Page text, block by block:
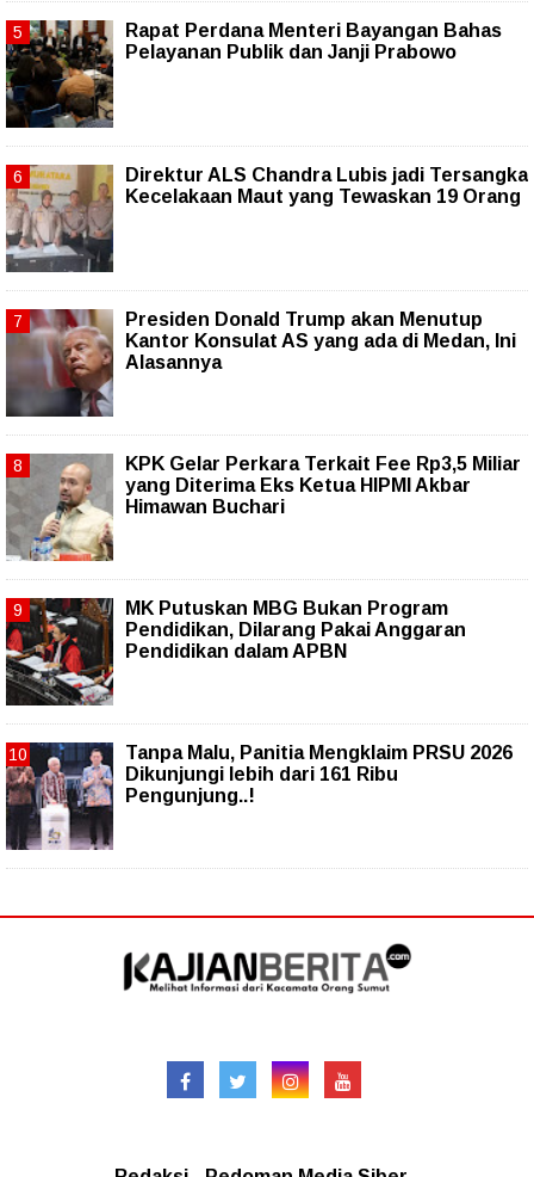
Rapat Perdana Menteri Bayangan Bahas
Pelayanan Publik dan Janji Prabowo
Direktur ALS Chandra Lubis jadi Tersangka
Kecelakaan Maut yang Tewaskan 19 Orang
Presiden Donald Trump akan Menutup
Kantor Konsulat AS yang ada di Medan, Ini
Alasannya
KPK Gelar Perkara Terkait Fee Rp3,5 Miliar
yang Diterima Eks Ketua HIPMI Akbar
Himawan Buchari
MK Putuskan MBG Bukan Program
Pendidikan, Dilarang Pakai Anggaran
Pendidikan dalam APBN
Tanpa Malu, Panitia Mengklaim PRSU 2026
Dikunjungi lebih dari 161 Ribu
Pengunjung..!